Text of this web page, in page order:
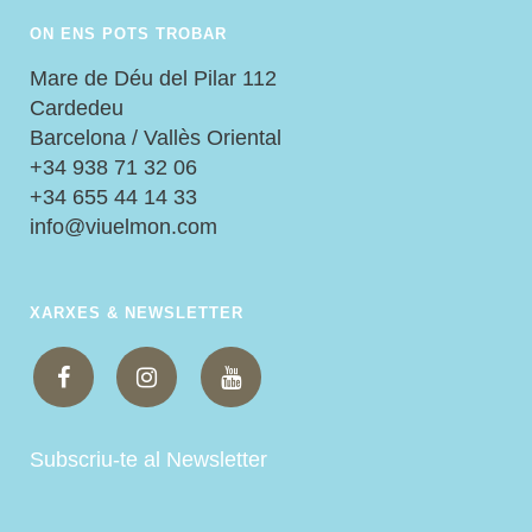
ON ENS POTS TROBAR
Mare de Déu del Pilar 112
Cardedeu
Barcelona / Vallès Oriental
+34 938 71 32 06
+34 655 44 14 33
info@viuelmon.com
XARXES & NEWSLETTER
Subscriu-te al Newsletter